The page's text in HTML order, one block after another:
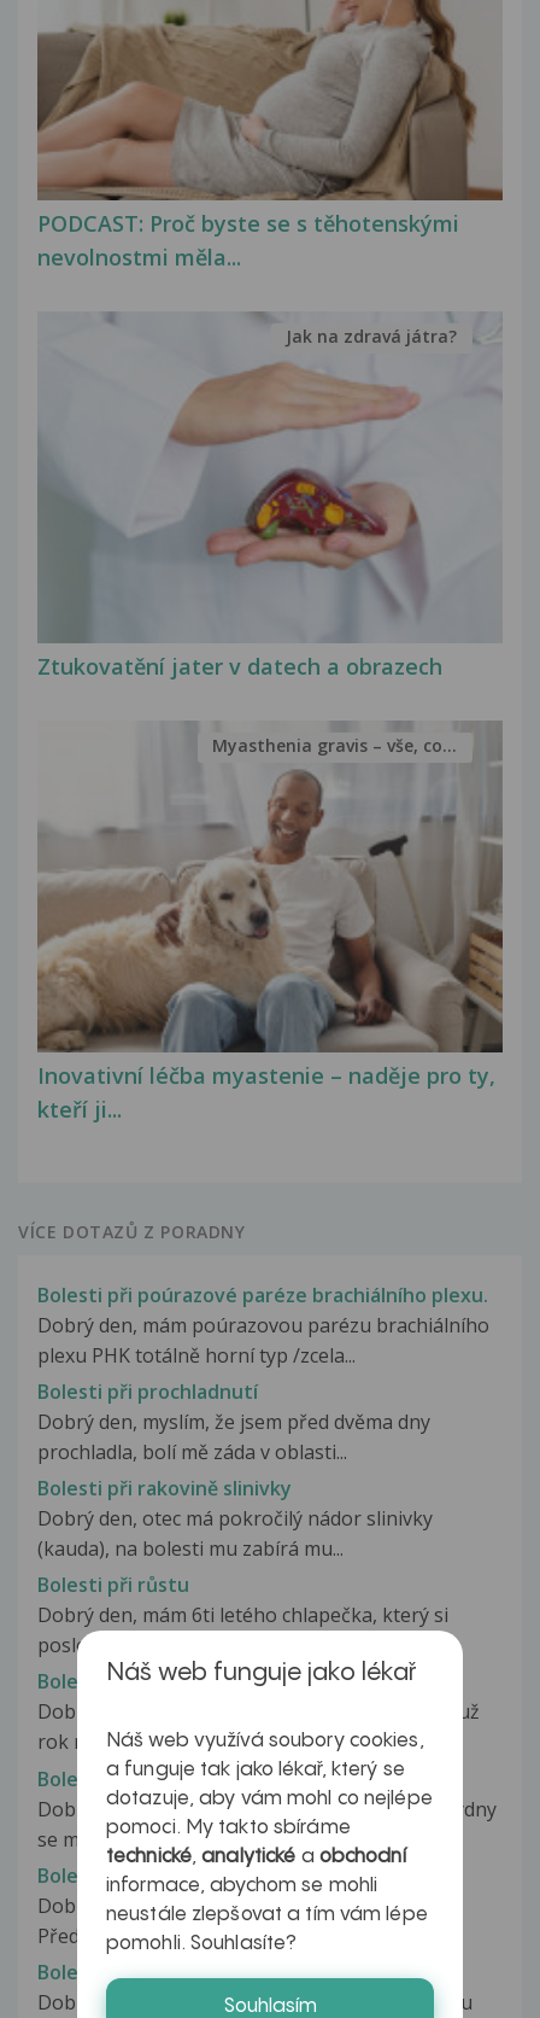
PODCAST: Proč byste se s těhotenskými
nevolnostmi měla...
Ztukovatění jater v datech a obrazech
Jak na zdravá játra?
Inovativní léčba myastenie – naděje pro ty,
kteří ji...
Myasthenia gravis – vše, co...
VÍCE DOTAZŮ Z PORADNY
Bolesti při poúrazové paréze brachiálního plexu.
Dobrý den, mám poúrazovou parézu brachiálního
plexu PHK totálně horní typ /zcela...
Bolesti při prochladnutí
Dobrý den, myslím, že jsem před dvěma dny
prochladla, bolí mě záda v oblasti...
Bolesti při rakovině slinivky
Dobrý den, otec má pokročilý nádor slinivky
(kauda), na bolesti mu zabírá mu...
Bolesti při růstu
Dobrý den, mám 6ti letého chlapečka, který si
poslední dobou, zvláště v noci,...
Bolesti při sexu
Dobrý den, chtěla bych se zeptat, je mi 20 let a už
rok mám stálého přítele....
Bolesti při sexu
Dobrý den, je mi 30 let a poslední zhruba dva týdny
se mi stává že při vyvrcholení...
Bolesti při sexu
Dobrý den, skoro rok a půl chodím s přítelkyní.
Před Vánoci začala brát antikoncepci...
Bolesti při sexu
Dobrý den, Je mi 20 let a vždy jsem ohledně sexu
Náš web funguje jako lékař
Náš web využívá soubory cookies,
a funguje tak jako lékař, který se
dotazuje, aby vám mohl co nejlépe
pomoci. My takto sbíráme
technické,analytické a obchodní
informace, abychom se mohli
neustále zlepšovat a tím vám lépe
pomohli. Souhlasíte?
Souhlasím